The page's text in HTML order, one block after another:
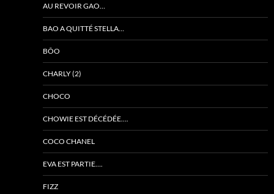
AU REVOIR GAO…
BAO A QUITTÉ STELLA…
BÔO
CHARLY (2)
CHOCO
CHOWIE EST DÉCÉDÉE….
COCO CHANEL
EVA EST PARTIE….
FIZZ